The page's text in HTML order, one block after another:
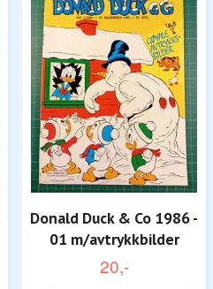
Donald Duck & Co 1986 -
01 m/avtrykkbilder
20,-